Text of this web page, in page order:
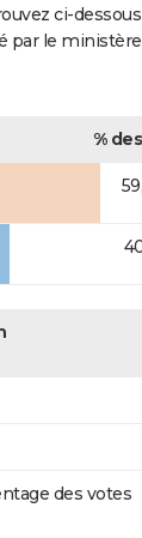
ci-
par le
%
des votes